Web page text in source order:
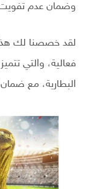
وضمان عدم تفويت
لقد خصصنا لك هذا
فعالية، والتي
البطارية، مع